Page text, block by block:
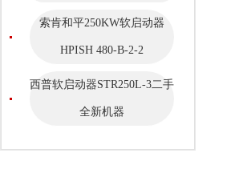
索肯和平250KW软启动器
HPISH 480-B-2-2
西普软启动器STR250L-3二手
全新机器